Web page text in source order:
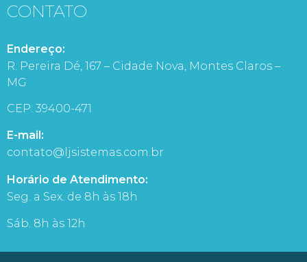
CONTATO
Endereço:
R. Pereira Dé, 167 – Cidade Nova, Montes Claros –
MG
CEP: 39400-471
E-mail:
contato@ljsistemas.com.br
Horário de Atendimento:
Seg. a Sex. de 8h às 18h
Sáb. 8h às 12h